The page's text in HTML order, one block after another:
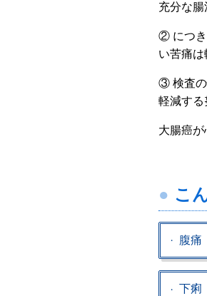
充分な腸
② につき
い苦痛は
③ 検査の
軽減する
大腸癌が
こ
腹痛
下痢